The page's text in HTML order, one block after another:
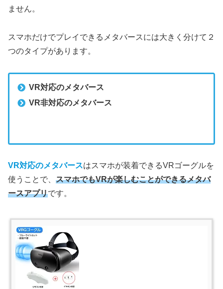
ません。
スマホだけでプレイできるメタバースには大きく分けて２
つのタイプがあります。
VR対応のメタバース
VR非対応のメタバース
VR対応のメタバースはスマホが装着できるVRゴーグルを
使うことで、 スマホでもVRが楽しむことができるメタバ
ースアプリです。